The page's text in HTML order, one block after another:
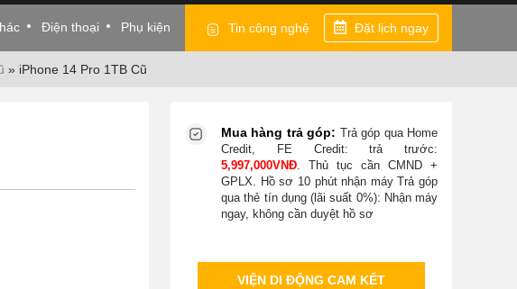
Điện thoại Phụ kiện Tin công nghệ Đặt lịch ngay
» iPhone 14 Pro 1TB Cũ
Mua hàng trả góp: Trả góp qua Home
Credit, FE Credit: trả trước:
5,997,000VNĐ. Thủ tục cần CMND +
GPLX. Hồ sơ 10 phút nhận máyTrả góp
qua thẻ tín dụng (lãi suất 0%): Nhận máy
ngay, không cần duyệt hồ sơ
VIỆN DI ĐỘNG CAM KẾT